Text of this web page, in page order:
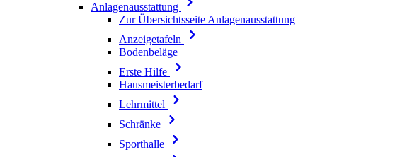
Anlagenausstattung
Zur Übersichtsseite Anlagenausstattung
Anzeigetafeln
Bodenbeläge
Erste Hilfe
Hausmeisterbedarf
Lehrmittel
Schränke
Sporthalle